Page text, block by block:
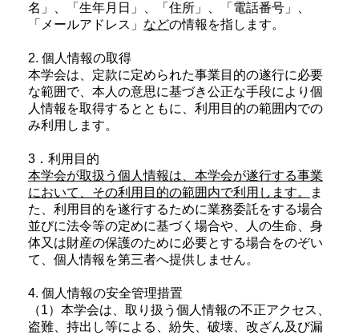
名」、「生年月日」、「住所」、「電話番号」、
「メールアドレス」 などの情報を指します。
2. 個人情報の取得
本学会は、定款に定められた事業目的の遂行に必要
な範囲で、本人の意思に基づき公正な手段により個
人情報を取得するとともに、利用目的の範囲内での
み利用します。
3．利用目的
本学会が取扱う個人情報は、本学会が遂行する事業
において、その利用目的の範囲内で利用します。
ま
た、利用目的を遂行するために業務委託をする場合
並びに法令等の定めに基づく場合や、人の生命、身
体又は財産の保護のために必要とする場合をのぞい
て、個人情報を第三者へ提供しません。
4. 個人情報の安全管理措置
（1）本学会は、取り扱う個人情報の不正アクセス、
盗難、持出し等による、紛失、破壊、改ざん及び漏